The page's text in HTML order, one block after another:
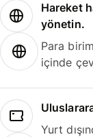
Hareket
yönetin.
Para
içinde
Yurt